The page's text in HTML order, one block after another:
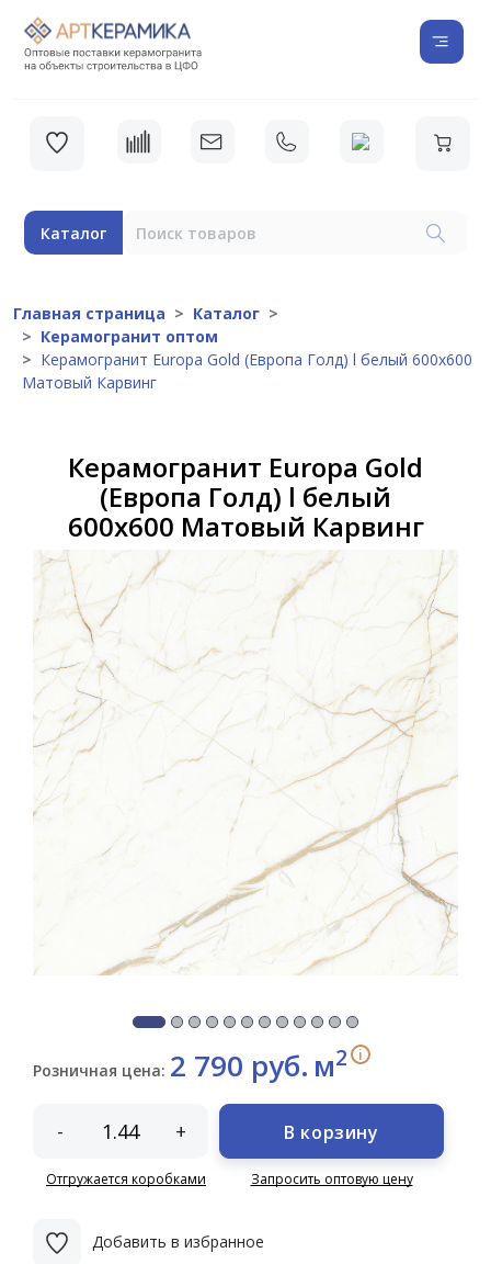
Каталог
Главная страница
Каталог
Керамогранит оптом
Керамогранит Europa Gold (Европа Голд) l белый 600х600
Матовый Карвинг
Керамогранит Europa Gold
(Европа Голд) l белый
600х600 Матовый Карвинг
Розничная цена: 2 790 руб. м2 i
- +
Отгружается коробками
В корзину
Запросить оптовую цену
Добавить в избранное